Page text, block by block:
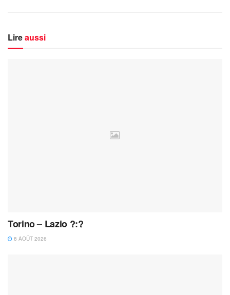
Lireaussi
Torino – Lazio ?:?
8 AOÛT 2026